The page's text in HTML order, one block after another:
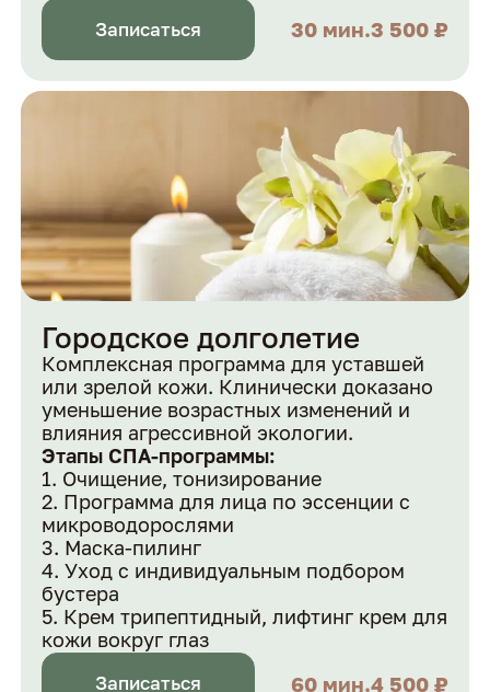
Записаться 30 мин.3 500 ₽
Городское долголетие
Комплексная программа для уставшей
или зрелой кожи. Клинически доказано
уменьшение возрастных изменений и
влияния агрессивной экологии.
Этапы СПА-программы:
Очищение, тонизирование
Программа для лица по эссенции с
микроводорослями
Маска-пилинг
Уход с индивидуальным подбором
бустера
Крем трипептидный, лифтинг крем для
кожи вокруг глаз
Записаться 60 мин.4 500 ₽